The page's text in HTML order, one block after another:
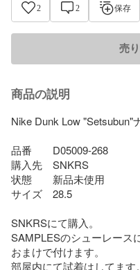
2 2 保存
売
商品の説明
Nike Dunk Low "Setsubun"
品番　　D05009-268
購入先　SNKRS
状態　　新品未使用
サイズ　28.5
SNKRSにて購入。
SAMPLESのシューレース
おまけで付けます。
部屋内にて試着はしてます。